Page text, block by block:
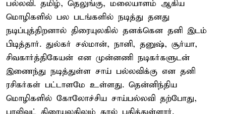
பல்லவி. தமிழ், தெலுங்கு, மலையாளம் ஆகிய
மொழிகளில் பல படங்களில் நடித்து தனது
நடிப்புத்திறனால் திரையுலகில் தனக்கென தனி இடம்
பிடித்தார். துல்கர் சல்மான், நானி, தனுஷ், சூர்யா,
சிவகார்த்திகேயன் என முன்னணி நடிகர்களுடன்
இணைந்து நடித்துள்ள சாய் பல்லவிக்கு என தனி
ரசிகர்கள் பட்டாளமே உள்ளது. தென்னிந்திய
மொழிகளில் கோலோச்சிய சாய்பல்லவி தற்போது,